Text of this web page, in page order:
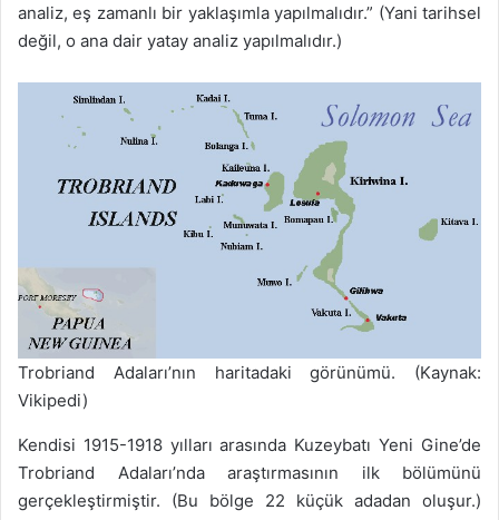
analiz, eş zamanlı bir yaklaşımla yapılmalıdır.” (Yani tarihsel
değil, o ana dair yatay analiz yapılmalıdır.)
Trobriand Adaları’nın haritadaki görünümü. (Kaynak:
Vikipedi)
Kendisi 1915-1918 yılları arasında Kuzeybatı Yeni Gine’de
Trobriand Adaları’nda araştırmasının ilk bölümünü
gerçekleştirmiştir. (Bu bölge 22 küçük adadan oluşur.)